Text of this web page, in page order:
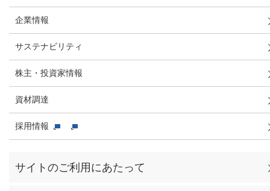
企業情報
サステナビリティ
株主・投資家情報
資材調達
採用情報
サイトのご利用にあたって